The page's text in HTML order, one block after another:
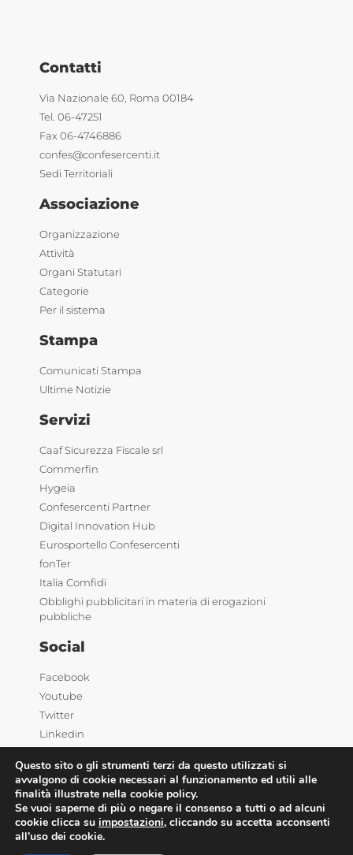
Contatti
Via Nazionale 60, Roma 00184
Tel. 06-47251
Fax 06-4746886
confes@confesercenti.it
Sedi Territoriali
Associazione
Organizzazione
Attività
Organi Statutari
Categorie
Per il sistema
Stampa
Comunicati Stampa
Ultime Notizie
Servizi
Caaf Sicurezza Fiscale srl
Commerfin
Hygeia
Confesercenti Partner
Digital Innovation Hub
Eurosportello Confesercenti
fonTer
Italia Comfidi
Obblighi pubblicitari in materia di erogazioni
pubbliche
Social
Facebook
Youtube
Twitter
Linkedin
©2025 Confesercenti | Ufficio stampa: Via Nazionale,
Questo sito o gli strumenti terzi da questo utilizzati si
avvalgono di cookie necessari al funzionamento ed utili alle
finalità illustrate nella cookie policy.
Se vuoi saperne di più o negare il consenso a tutti o ad alcuni
cookie clicca su impostazioni, cliccando su accetta acconsenti
all’uso dei cookie.